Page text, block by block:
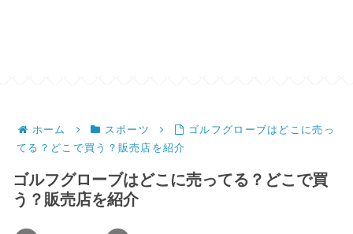
ホーム スポーツ
ゴルフグローブはどこに売っ
てる？どこで買う？販売店を紹介
ゴルフグローブはどこに売ってる？どこで買
う？販売店を紹介